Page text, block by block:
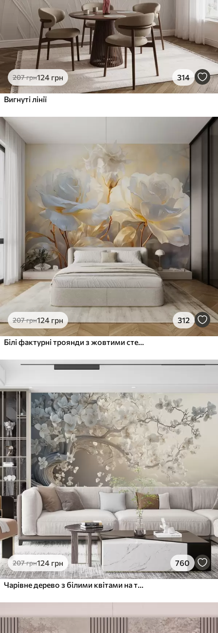
207грн124 грн 314
Вигнуті лінії
207грн124 грн 312
207грн124 грн 760